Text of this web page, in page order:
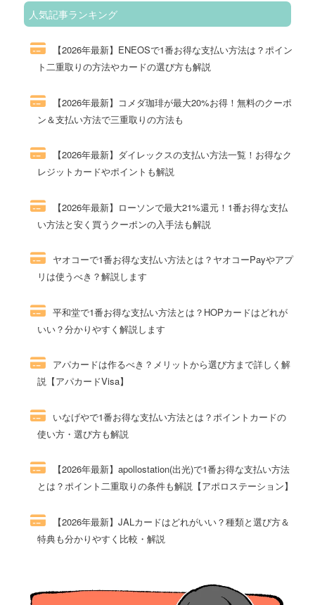
人気記事ランキング
【2026年最新】ENEOSで1番お得な支払い方法は？ポイン
ト二重取りの方法やカードの選び方も解説
【2026年最新】コメダ珈琲が最大20%お得！無料のクーポ
ン＆支払い方法で三重取りの方法も
【2026年最新】ダイレックスの支払い方法一覧！お得なク
レジットカードやポイントも解説
【2026年最新】ローソンで最大21%還元！1番お得な支払
い方法と安く買うクーポンの入手法も解説
ヤオコーで1番お得な支払い方法とは？ヤオコーPayやアプ
リは使うべき？解説します
平和堂で1番お得な支払い方法とは？HOPカードはどれが
いい？分かりやすく解説します
アパカードは作るべき？メリットから選び方まで詳しく解
説【アパカードVisa】
いなげやで1番お得な支払い方法とは？ポイントカードの
使い方・選び方も解説
【2026年最新】apollostation(出光)で1番お得な支払い方法
とは？ポイント二重取りの条件も解説【アポロステーション】
【2026年最新】JALカードはどれがいい？種類と選び方＆
特典も分かりやすく比較・解説